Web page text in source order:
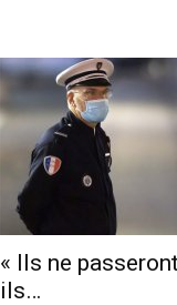
« Ils ne
ils…